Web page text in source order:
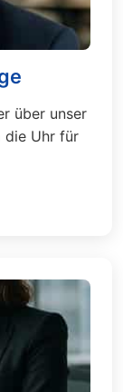
über unser
die Uhr für